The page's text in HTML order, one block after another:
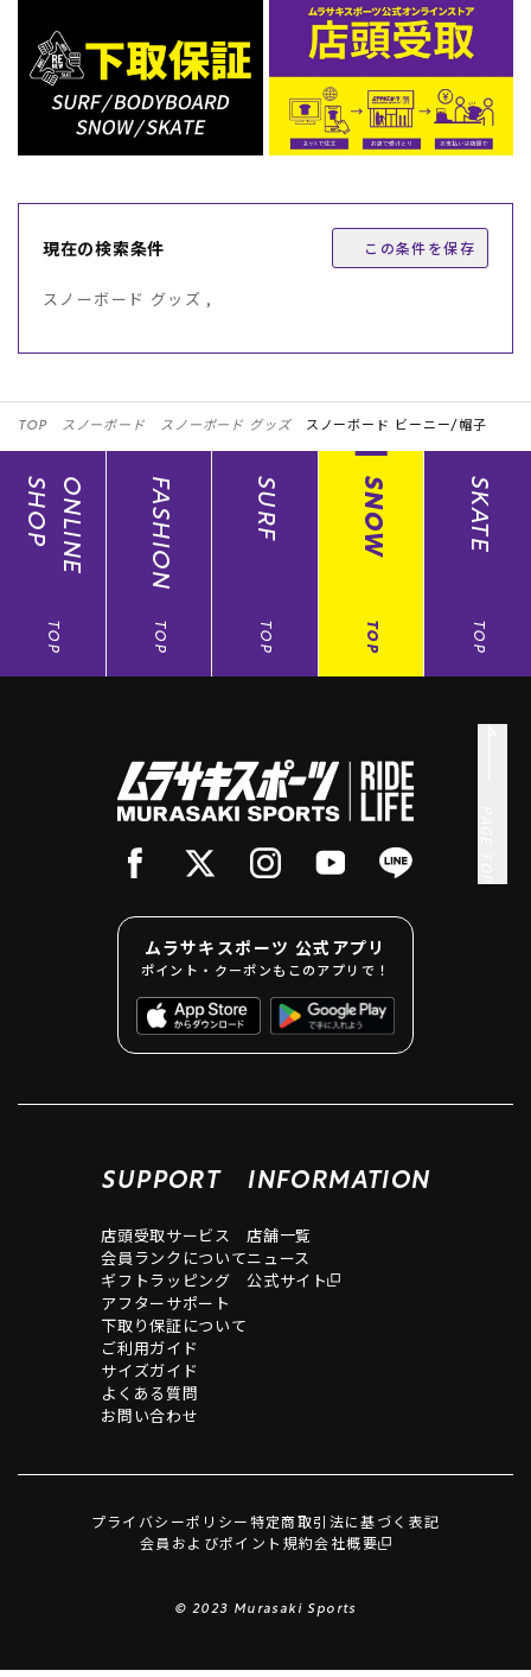
現在の検索条件 この条件を保存
スノーボード グッズ ,
TOP スノーボード スノーボード グッズ スノーボード ビーニー/帽子
ONLINE
SHOP
TOP
FASHION
TOP
SURF
TOP
SNOW
TOP
SKATE
TOP
ムラサキスポーツ 公式アプリ
ポイント・クーポンもこのアプリで！
SUPPORT
店頭受取サービス
会員ランクについて
ギフトラッピング
アフターサポート
下取り保証について
ご利用ガイド
サイズガイド
よくある質問
お問い合わせ
INFORMATION
店舗一覧
ニュース
公式サイト
プライバシーポリシー特定商取引法に基づく表記
会員およびポイント規約会社概要
© 2023 Murasaki Sports